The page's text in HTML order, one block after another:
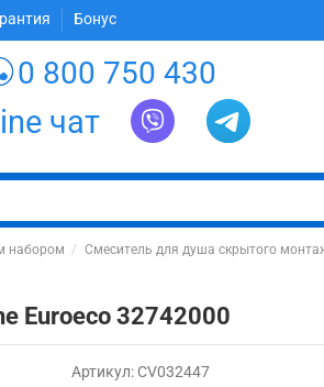
Бонус
0 800 750 430
чат
набором Смеситель для душа скрытого
Euroeco 32742000
Артикул: CV032447